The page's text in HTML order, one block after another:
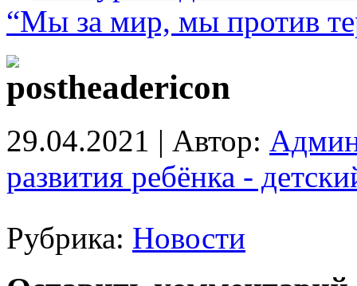
“Мы за мир, мы против
29.04.2021 | Автор:
развития ребёнка -
Рубрика: Новости